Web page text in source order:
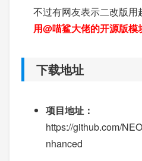
不过有网友表示二改版用
用@喵鲨大佬的开源版模
下载地址
项目地址：
https://github.com/
nhanced